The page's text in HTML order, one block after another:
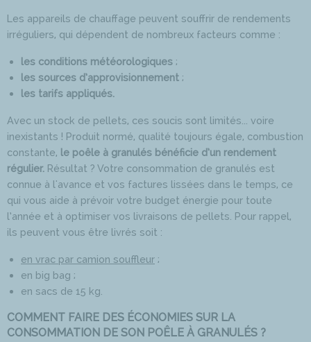
Les appareils de chauffage peuvent souffrir de rendements
irréguliers, qui dépendent de nombreux facteurs comme :
les conditions météorologiques ;
les sources d’approvisionnement ;
les tarifs appliqués.
Avec un stock de pellets, ces soucis sont limités... voire
inexistants ! Produit normé, qualité toujours égale, combustion
constante, le poêle à granulés bénéficie d’un rendement
régulier. Résultat ? Votre consommation de granulés est
connue à l'avance et vos factures lissées dans le temps, ce
qui vous aide à prévoir votre budget énergie pour toute
l’année et à optimiser vos livraisons de pellets. Pour rappel,
ils peuvent vous être livrés soit :
en vrac par camion souffleur ;
en big bag ;
en sacs de 15 kg.
COMMENT FAIRE DES ÉCONOMIES SUR LA
CONSOMMATION DE SON POÊLE À GRANULÉS ?